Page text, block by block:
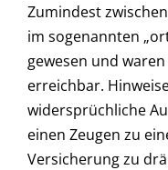
Zumindest
im sogenannten
gewesen und
erreichbar.
widersprüchliche
einen Zeugen zu
Versicherung zu